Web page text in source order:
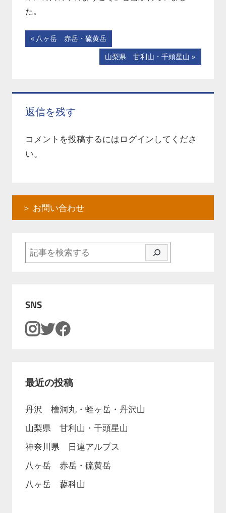
た。
投
ビ
ゲ
ー
シ
ン
前
の
八ヶ岳 赤岳・硫黄岳
次
の
事:
山梨県 甘利山・千頭星山
返信を残す
コメントを投稿するにはログインしてくださ
い。
＞ お問い合わせ
検索
SNS
最近の投稿
丹沢 檜洞丸・蛭ヶ岳・丹沢山
山梨県 甘利山・千頭星山
神奈川県 日連アルプス
八ヶ岳 赤岳・硫黄岳
八ヶ岳 蓼科山